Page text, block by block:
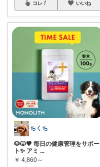
コレ いいね
ちくち
🐶🐱🤎 毎日の健康管理をサポー
ト✨ アミ ...
￥ 4,860～